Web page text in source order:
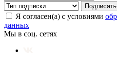
Я согласен(а) с условиями
данных
Мы в соц. сетях